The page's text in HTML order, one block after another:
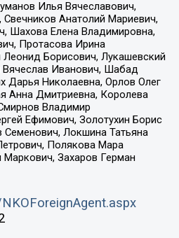
Илья Вячеславович,
Анатолий Мариевич,
Шахова Елена Владимировна,
Протасова Ирина
Леонид Борисович, Лукашевский
Вячеслав Иванович, Шабад
Дарья Николаевна, Орлов Олег
Анна Дмитриевна, Королева
Владимир
Ефимович, Золотухин Борис
Локшина Татьяна
Полякова Мара
Захаров Герман